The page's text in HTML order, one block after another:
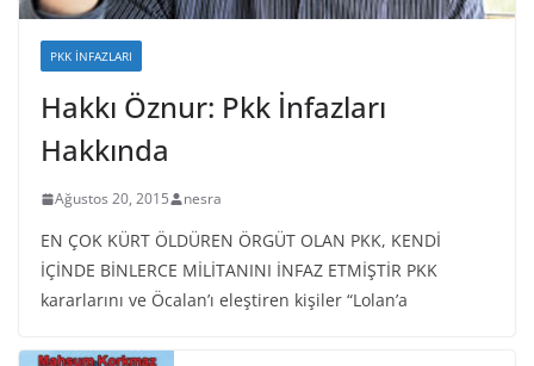
PKK İNFAZLARI
Hakkı Öznur: Pkk İnfazları
Hakkında
Ağustos 20, 2015 nesra
EN ÇOK KÜRT ÖLDÜREN ÖRGÜT OLAN PKK, KENDİ
İÇİNDE BİNLERCE MİLİTANINI İNFAZ ETMİŞTİR PKK
kararlarını ve Öcalan’ı eleştiren kişiler “Lolan’a